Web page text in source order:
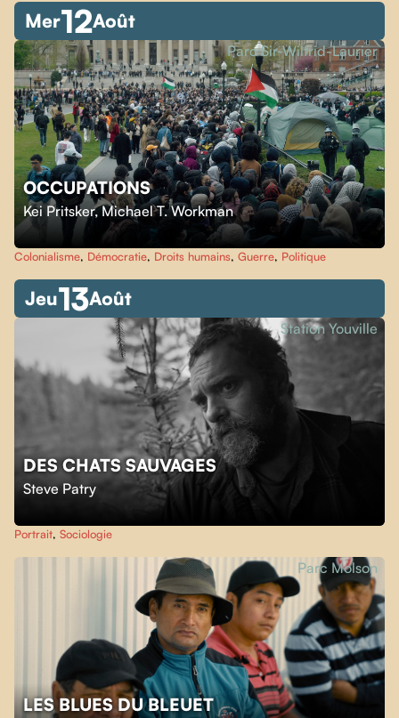
Mer12Août
OCCUPATIONS
Kei Pritsker,Michael T. Workman
Parc Sir-Wilfrid-Laurier
Colonialisme, Démocratie, Droits humains, Guerre, Politique
Jeu13Août
DES CHATS SAUVAGES
Steve Patry
Station Youville
Portrait, Sociologie
LES BLUES DU BLEUET
Parc Molson